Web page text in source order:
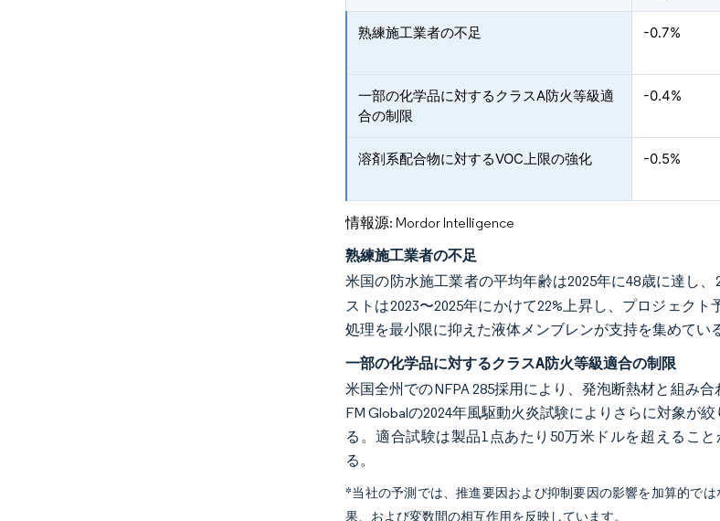
熟練施工業者の不足 -0.7%
一部の化学品に対するクラスA防火等級適
合の制限
-0.4%
溶剤系配合物に対するVOC上限の強化 -0.5%
情報源: Mordor Intelligence
熟練施工業者の不足
米国の防水施工業者の平均年齢は2025年に48歳に達し
ストは2023〜2025年にかけて22%上昇し、プロジェク
処理を最小限に抑えた液体メンブレンが支持を集めてい
一部の化学品に対するクラスA防火等級適合の制限
米国全州でのNFPA 285採用により、発泡断熱材と組み
FM Globalの2024年風駆動火炎試験によりさらに対象が
る。適合試験は製品1点あたり50万米ドルを超えるこ
る。
*当社の予測では、推進要因および抑制要因の影響を加算的で
果、および変数間の相互作用を反映しています。